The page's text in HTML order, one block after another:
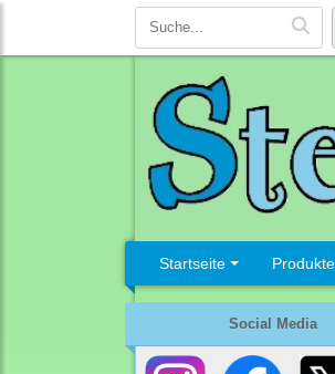
Startseite Produkte
Social Media